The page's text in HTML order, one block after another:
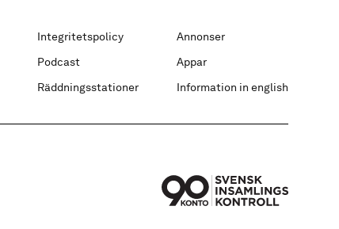
Integritetspolicy
Annonser
Podcast
Appar
Räddningsstationer
Information in english